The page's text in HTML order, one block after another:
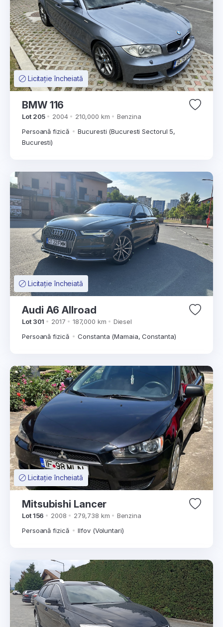
Licitație încheiată
BMW 116
Lot 205 2004 210,000 km
Benzina
Persoană fizică
Bucuresti (Bucuresti Sectorul 5,
Bucuresti)
Licitație încheiată
Audi A6 Allroad
Lot 301 2017 187,000 km
Diesel
Persoană fizică
Constanta (Mamaia, Constanta)
Licitație încheiată
Mitsubishi Lancer
Lot 156 2008 279,738 km
Benzina
Persoană fizică
Ilfov (Voluntari)